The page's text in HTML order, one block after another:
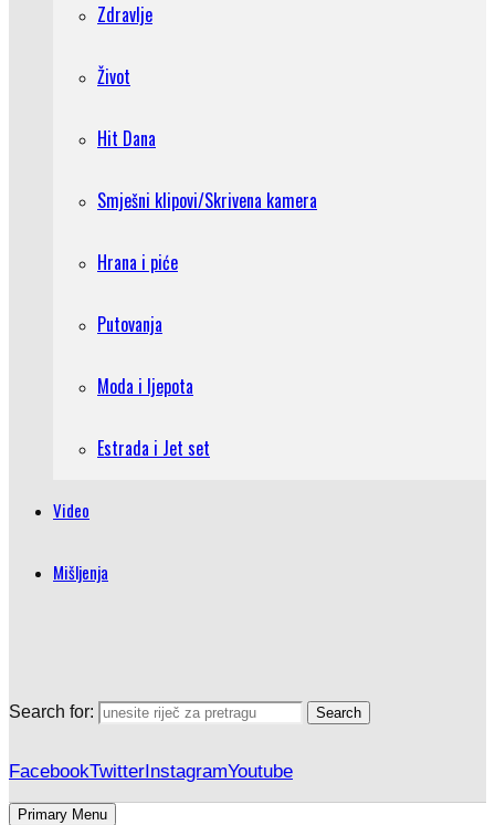
Zdravlje
Život
Hit Dana
Smješni klipovi/Skrivena kamera
Hrana i piće
Putovanja
Moda i ljepota
Estrada i Jet set
Video
Mišljenja
Search for: Search
FacebookTwitterInstagramYoutube
Primary Menu